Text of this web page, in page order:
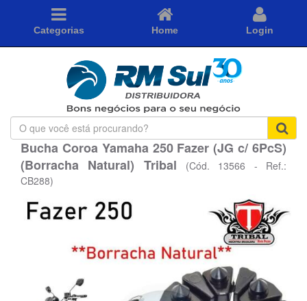
Categorias Home Login
O
que
você
está
procurando?
Bucha Coroa Yamaha 250 Fazer (JG c/ 6PcS)
(Borracha Natural) Tribal
(Cód. 13566 - Ref.:
CB288)